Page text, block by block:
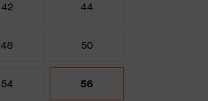
42 44
48 50
54 56